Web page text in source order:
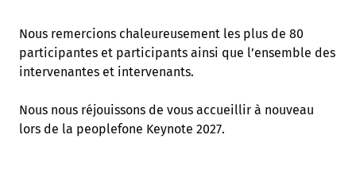
Nous remercions chaleureusement les plus de 80
participantes et participants ainsi que l’ensemble des
intervenantes et intervenants.
Nous nous réjouissons de vous accueillir à nouveau
lors de la peoplefone Keynote 2027.